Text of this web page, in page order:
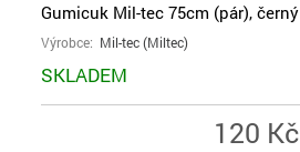
Gumicuk Mil-tec 75cm (pár), černý
Výrobce: Mil-tec (Miltec)
SKLADEM
120 Kč